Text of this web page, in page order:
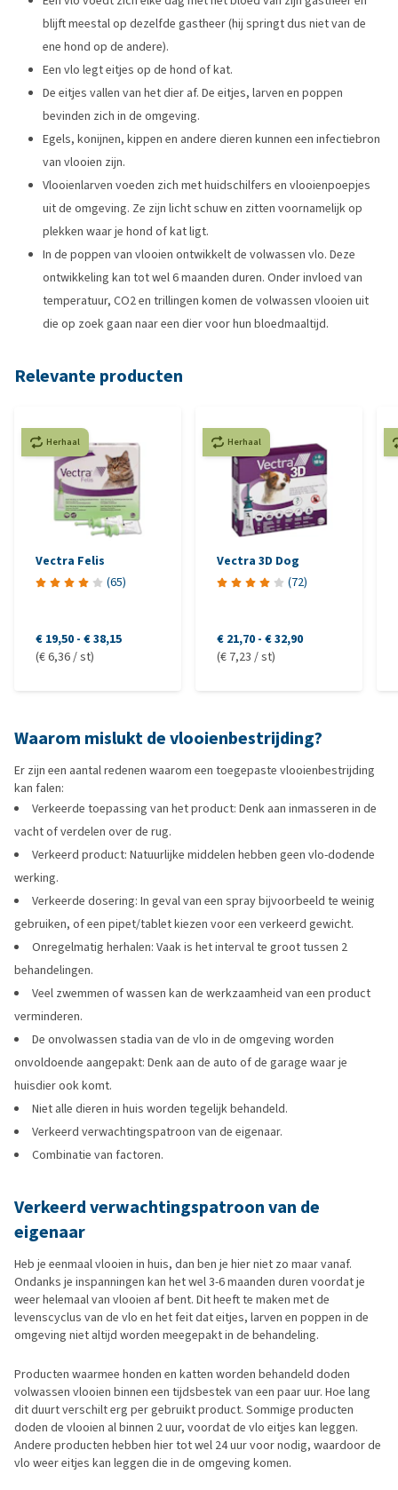
blijft meestal op dezelfde gastheer (hij springt dus niet van de
ene hond op de andere).
Een vlo legt eitjes op de hond of kat.
De eitjes vallen van het dier af. De eitjes, larven en poppen
bevinden zich in de omgeving.
Egels, konijnen, kippen en andere dieren kunnen een infectiebron
van vlooien zijn.
Vlooienlarven voeden zich met huidschilfers en vlooienpoepjes
uit de omgeving. Ze zijn licht schuw en zitten voornamelijk op
plekken waar je hond of kat ligt.
In de poppen van vlooien ontwikkelt de volwassen vlo. Deze
ontwikkeling kan tot wel 6 maanden duren. Onder invloed van
temperatuur, CO2 en trillingen komen de volwassen vlooien uit
die op zoek gaan naar een dier voor hun bloedmaaltijd.
Relevante producten
Herhaal
Vectra Felis
(65)
€ 19,50 - € 38,15
(€ 6,36 / st)
Herhaal
Vectra 3D Dog
(72)
€ 21,70 - € 32,90
(€ 7,23 / st)
Waarom mislukt de vlooienbestrijding?
Er zijn een aantal redenen waarom een toegepaste vlooienbestrijding
kan falen:
Verkeerde toepassing van het product: Denk aan inmasseren in de
vacht of verdelen over de rug.
Verkeerd product: Natuurlijke middelen hebben geen vlo-dodende
werking.
Verkeerde dosering: In geval van een spray bijvoorbeeld te weinig
gebruiken, of een pipet/tablet kiezen voor een verkeerd gewicht.
Onregelmatig herhalen: Vaak is het interval te groot tussen 2
behandelingen.
Veel zwemmen of wassen kan de werkzaamheid van een product
verminderen.
De onvolwassen stadia van de vlo in de omgeving worden
onvoldoende aangepakt: Denk aan de auto of de garage waar je
huisdier ook komt.
Niet alle dieren in huis worden tegelijk behandeld.
Verkeerd verwachtingspatroon van de eigenaar.
Combinatie van factoren.
Verkeerd verwachtingspatroon van de
eigenaar
Heb je eenmaal vlooien in huis, dan ben je hier niet zo maar vanaf.
Ondanks je inspanningen kan het wel 3-6 maanden duren voordat je
weer helemaal van vlooien af bent. Dit heeft te maken met de
levenscyclus van de vlo en het feit dat eitjes, larven en poppen in de
omgeving niet altijd worden meegepakt in de behandeling.
Producten waarmee honden en katten worden behandeld doden
volwassen vlooien binnen een tijdsbestek van een paar uur. Hoe lang
dit duurt verschilt erg per gebruikt product. Sommige producten
doden de vlooien al binnen 2 uur, voordat de vlo eitjes kan leggen.
Andere producten hebben hier tot wel 24 uur voor nodig, waardoor de
vlo weer eitjes kan leggen die in de omgeving komen.